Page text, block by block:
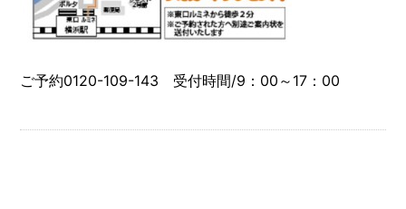
ご予約0120-109-143 受付時間/9：00～17：00